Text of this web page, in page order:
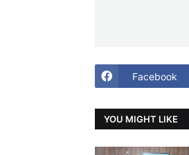
Facebook
YOU MIGHT LIKE